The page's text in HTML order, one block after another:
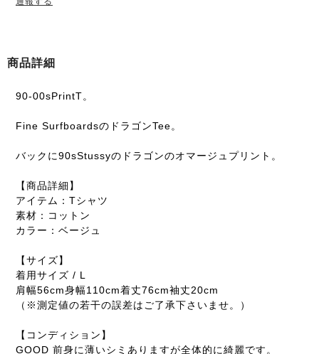
商品詳細
90-00sPrintT。
Fine SurfboardsのドラゴンTee。
バックに90sStussyのドラゴンのオマージュプリント。
【商品詳細】
アイテム：Tシャツ
素材：コットン
カラー：ベージュ
【サイズ】
着用サイズ / L
肩幅56cm身幅110cm着丈76cm袖丈20cm
（※測定値の若干の誤差はご了承下さいませ。）
【コンディション】
GOOD 前身に薄いシミありますが全体的に綺麗です。